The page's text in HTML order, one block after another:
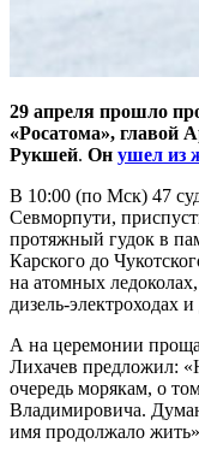
29 апреля прошло
«Росатома», главой
Рукшей. Он ушел из
В 10:00 (по Мск) 47
Севморпути,
протяжный гудок в
Карского до
на атомных ледоколах,
дизель-электроходах
А на церемонии
Лихачев предложил:
очередь морякам, о
Владимировича.
имя продолжало